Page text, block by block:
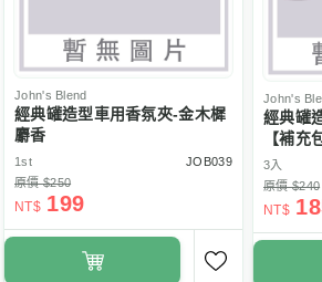
John's Blend
經典罐造型車用香氛夾-金木樨
麝香
1st
JOB039
原價 $250
NT$ 199
John's
經典罐
【補充
3入
原價 $240
NT$